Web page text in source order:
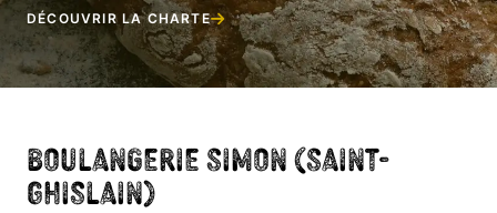
DÉCOUVRIR LA CHARTE
Boulangerie Simon (Saint-
Ghislain)